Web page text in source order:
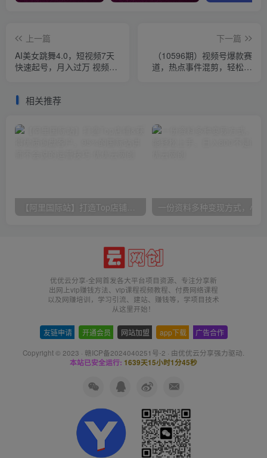
上一篇
AI美女跳舞4.0，短视频7天
快速起号，月入过万 视频教
下一篇
（10596期）视频号爆款赛
道，热点事件混剪，轻松赚
相关推荐
优优云分享-全网首发各大平台项目资源、专注分享新
出网上vip赚钱方法、vip课程视频教程、付费网络课程
以及网赚培训，学习引流、建站、赚钱等，学项目技术
从这里开始！
友链申请 开通会员 网站加盟 app下载 广告合作
Copyright © 2023 · 赣ICP备2024040251号-2 · 由优优云分享强力驱动.
本站已安全运行: 1639天15小时1分46秒